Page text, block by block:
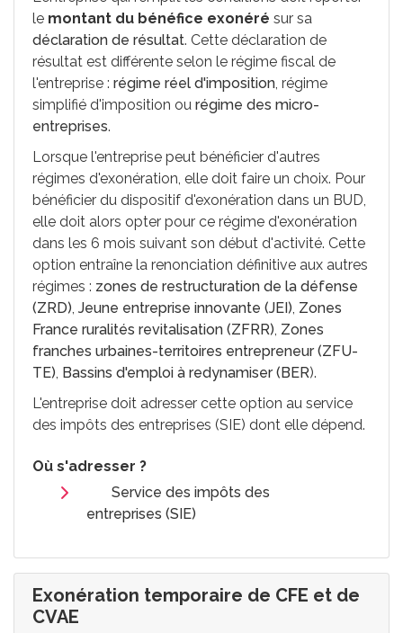
le montant du bénéfice exonéré sur sa
déclaration de résultat. Cette déclaration de
résultat est différente selon le régime fiscal de
l'entreprise : régime réel d'imposition, régime
simplifié d'imposition ou régime des micro-
entreprises.
Lorsque l'entreprise peut bénéficier d'autres
régimes d'exonération, elle doit faire un choix. Pour
bénéficier du dispositif d'exonération dans un BUD,
elle doit alors opter pour ce régime d'exonération
dans les 6 mois suivant son début d'activité. Cette
option entraîne la renonciation définitive aux autres
régimes : zones de restructuration de la défense
(ZRD), Jeune entreprise innovante (JEI), Zones
France ruralités revitalisation (ZFRR), Zones
franches urbaines-territoires entrepreneur (ZFU-
TE), Bassins d'emploi à redynamiser (BER).
L'entreprise doit adresser cette option au service
des impôts des entreprises (SIE) dont elle dépend.
Où s'adresser ?
Service des impôts des
entreprises (SIE)
Exonération temporaire de CFE et de
CVAE